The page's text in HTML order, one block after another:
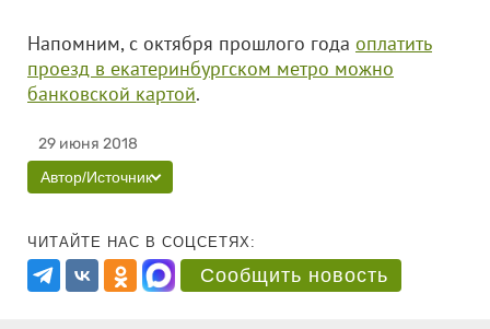
Напомним, с октября прошлого года оплатить
проезд в екатеринбургском метро можно
банковской картой.
29 июня 2018
Автор/Источник
ЧИТАЙТЕ НАС В СОЦСЕТЯХ:
Сообщить новость